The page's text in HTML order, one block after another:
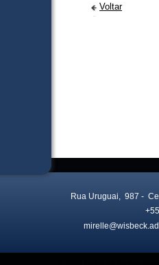
Voltar
Rua Uruguai, 987 -